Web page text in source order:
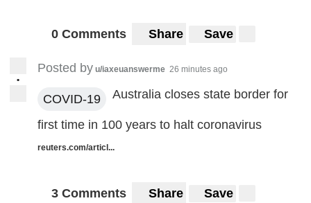
0 Comments Share Save
•
Posted by u/iaxeuanswerme 26 minutes ago
COVID-19 Australia closes state border for
first time in 100 years to halt coronavirus
reuters.com/articl...
3 Comments Share Save